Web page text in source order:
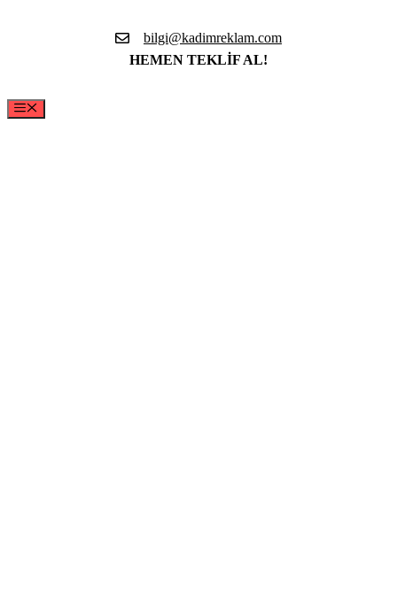
bilgi@kadimreklam.com
HEMEN TEKLİF AL!
Menü